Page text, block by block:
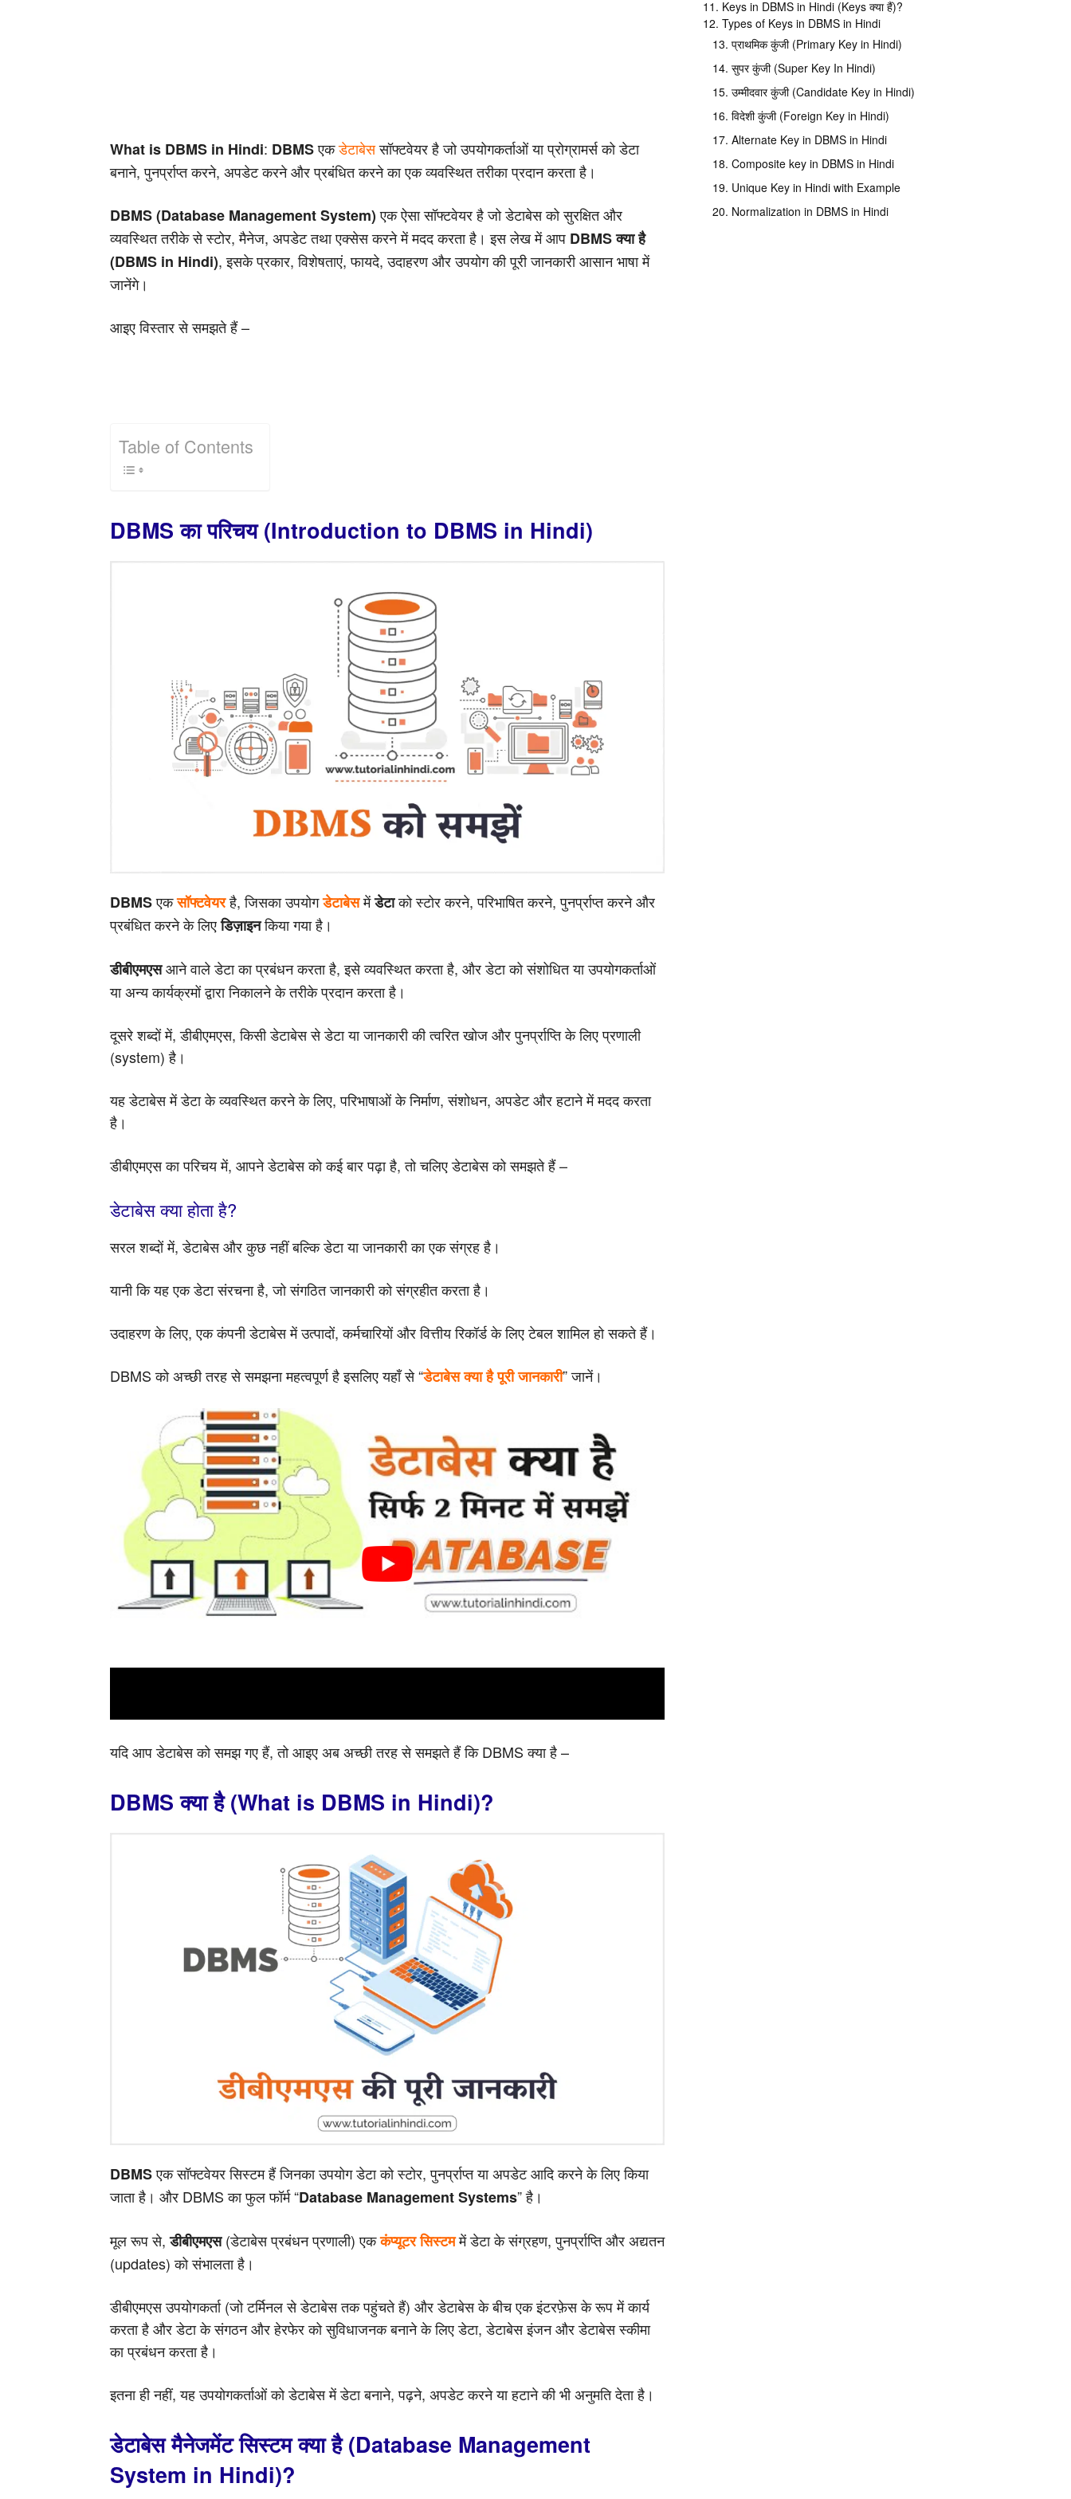
What is DBMS in Hindi: DBMSएकडेटाबेससॉफ्टवेयर है जो उपयोगकर्ताओं या प्रोग्रामर्स को डेटा
बनाने, पुनर्प्राप्त करने, अपडेट करने और प्रबंधित करने का एक व्यवस्थित तरीका प्रदान करता है।
DBMS (Database Management System)एक ऐसा सॉफ्टवेयर है जो डेटाबेस को सुरक्षित और
व्यवस्थित तरीके से स्टोर, मैनेज, अपडेट तथा एक्सेस करने में मदद करता है। इस लेख में आप DBMS क्या है
(DBMS in Hindi), इसके प्रकार, विशेषताएं, फायदे, उदाहरण और उपयोग की पूरी जानकारी आसान भाषा में
जानेंगे।
आइए विस्तार से समझते हैं –
Table of Contents
DBMS का परिचय (Introduction to DBMS in Hindi)
DBMSएकसॉफ्टवेयरहै, जिसका उपयोगडेटाबेसमेंडेटाको स्टोर करने, परिभाषित करने, पुनर्प्राप्त करने और
प्रबंधित करने के लिएडिज़ाइनकिया गया है।
डीबीएमएसआने वाले डेटा का प्रबंधन करता है, इसे व्यवस्थित करता है, और डेटा को संशोधित या उपयोगकर्ताओं
या अन्य कार्यक्रमों द्वारा निकालने के तरीके प्रदान करता है।
दूसरे शब्दों में, डीबीएमएस, किसी डेटाबेस से डेटा या जानकारी की त्वरित खोज और पुनर्प्राप्ति के लिए प्रणाली
(system) है।
यह डेटाबेस में डेटा के व्यवस्थित करने के लिए, परिभाषाओं के निर्माण, संशोधन, अपडेट और हटाने में मदद करता
है।
डीबीएमएस का परिचय में, आपने डेटाबेस को कई बार पढ़ा है, तो चलिए डेटाबेस को समझते हैं –
डेटाबेस क्या होता है?
सरल शब्दों में, डेटाबेस और कुछ नहीं बल्कि डेटा या जानकारी का एक संग्रह है।
यानी कि यह एक डेटा संरचना है, जो संगठित जानकारी को संग्रहीत करता है।
उदाहरण के लिए, एक कंपनी डेटाबेस में उत्पादों, कर्मचारियों और वित्तीय रिकॉर्ड के लिए टेबल शामिल हो सकते हैं।
DBMS को अच्छी तरह से समझना महत्वपूर्ण है इसलिए यहाँ से “डेटाबेस क्या है पूरी जानकारी” जानें।
यदि आप डेटाबेस को समझ गए हैं, तो आइए अब अच्छी तरह से समझते हैं कि DBMS क्या है –
DBMS क्या है (What is DBMS in Hindi)?
DBMSएक सॉफ्टवेयर सिस्टम हैं जिनका उपयोग डेटा को स्टोर, पुनर्प्राप्त या अपडेट आदि करने के लिए किया
जाता है। और DBMS का फुल फॉर्म “Database Management Systems” है।
मूल रूप से,डीबीएमएस(डेटाबेस प्रबंधन प्रणाली) एककंप्यूटर सिस्टममें डेटा के संग्रहण, पुनर्प्राप्ति और अद्यतन
(updates) को संभालता है।
डीबीएमएस उपयोगकर्ता (जो टर्मिनल से डेटाबेस तक पहुंचते हैं) और डेटाबेस के बीच एक इंटरफ़ेस के रूप में कार्य
करता है और डेटा के संगठन और हेरफेर को सुविधाजनक बनाने के लिए डेटा, डेटाबेस इंजन और डेटाबेस स्कीमा
का प्रबंधन करता है।
इतना ही नहीं, यह उपयोगकर्ताओं को डेटाबेस में डेटा बनाने, पढ़ने, अपडेट करने या हटाने की भी अनुमति देता है।
डेटाबेस मैनेजमेंट सिस्टम क्या है (Database Management
System in Hindi)?
11. Keys in DBMS in Hindi (Keys क्या हैं)?
12. Types of Keys in DBMS in Hindi
13. प्राथमिक कुंजी (Primary Key in Hindi)
14. सुपर कुंजी (Super Key In Hindi)
15. उम्मीदवार कुंजी (Candidate Key in Hindi)
16. विदेशी कुंजी (Foreign Key in Hindi)
17. Alternate Key in DBMS in Hindi
18. Composite key in DBMS in Hindi
19. Unique Key in Hindi with Example
20. Normalization in DBMS in Hindi